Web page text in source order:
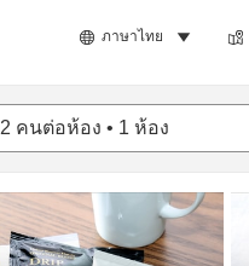
ภาษาไทย
2 คนต่อห้อง • 1 ห้อง